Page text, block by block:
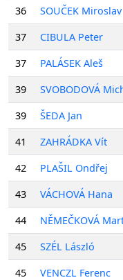
36
SOUČEK Miroslav
37
CIBULA Peter
37
PALÁSEK Aleš
39
SVOBODOVÁ
39
ŠEDA Jan
41
ZAHRÁDKA Vít
42
PLAŠIL Ondřej
43
VÁCHOVÁ Hana
44
NĚMEČKOVÁ
45
SZÉL László
45
VENCZL Ferenc